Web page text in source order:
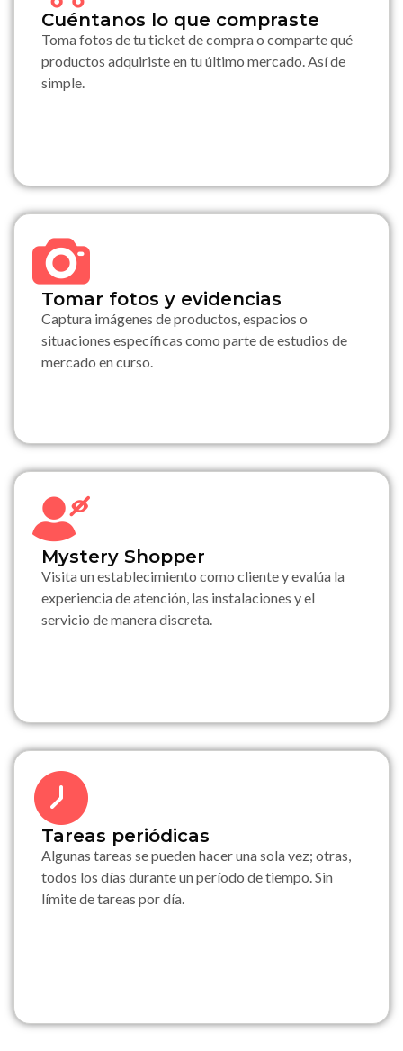
Cuéntanos lo que compraste
Toma fotos de tu ticket de compra o comparte qué
productos adquiriste en tu último mercado. Así de
simple.
Tomar fotos y evidencias
Captura imágenes de productos, espacios o
situaciones específicas como parte de estudios de
mercado en curso.
Mystery Shopper
Visita un establecimiento como cliente y evalúa la
experiencia de atención, las instalaciones y el
servicio de manera discreta.
Tareas periódicas
Algunas tareas se pueden hacer una sola vez; otras,
todos los días durante un período de tiempo. Sin
límite de tareas por día.